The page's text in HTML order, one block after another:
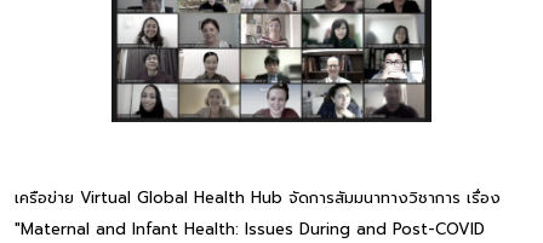
เครือข่าย Virtual Global Health Hub จัดการสัมมนาทางวิชาการ เรื่อง
"Maternal and Infant Health: Issues During and Post-COVID